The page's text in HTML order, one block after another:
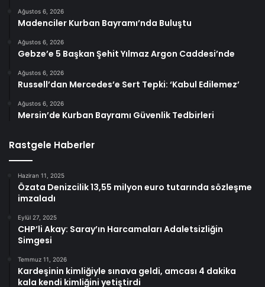
Ağustos 6, 2026
Madenciler Kurban Bayramı’nda Buluştu
Ağustos 6, 2026
Gebze’e 5 Başkan Şehit Yılmaz Argon Caddesi’nde
Ağustos 6, 2026
Russell’dan Mercedes’e Sert Tepki: ‘Kabul Edilemez’
Ağustos 6, 2026
Mersin’de Kurban Bayramı Güvenlik Tedbirleri
Rastgele Haberler
Haziran 11, 2025
Özata Denizcilik 13,55 milyon euro tutarında sözleşme
imzaladı
Eylül 27, 2025
CHP’li Akay: Saray’ın Harcamaları Adaletsizliğin
Simgesi
Temmuz 11, 2026
Kardeşinin kimliğiyle sınava geldi, amcası 4 dakika
kala kendi kimliğini yetiştirdi